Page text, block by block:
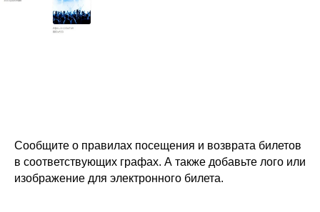
Сообщите о правилах посещения и возврата билетов
в соответствующих графах. А также добавьте лого или
изображение для электронного билета.